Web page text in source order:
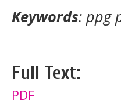
Keywords: ppg
Full Text:
PDF